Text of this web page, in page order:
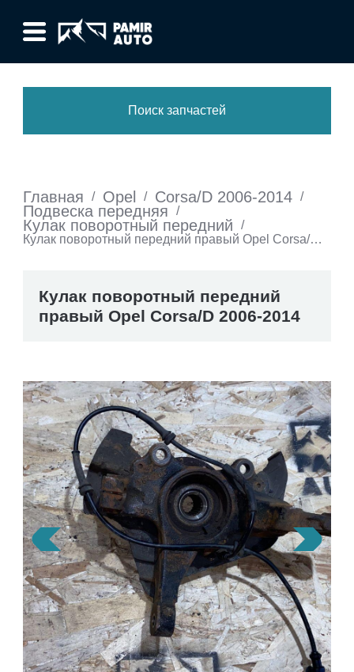
Поиск запчастей
Главная / Opel / Corsa/D 2006-2014 /
Подвеска передняя /
Кулак поворотный передний
/
Кулак поворотный передний правый Opel Corsa/D
Кулак поворотный передний
правый Opel Corsa/D 2006-2014